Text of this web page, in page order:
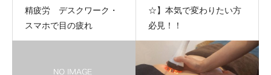
精疲労 デスクワーク・
スマホで目の疲れ
☆】本気で変わりたい方
必見！！